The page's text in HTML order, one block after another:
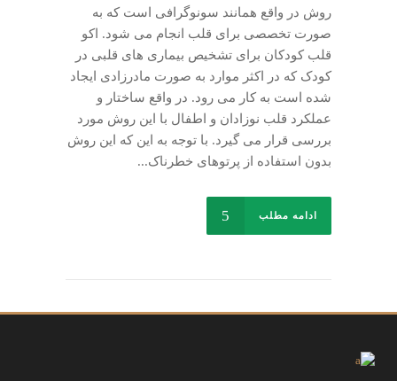
روش در واقع همانند سونوگرافی است که به
صورت تخصصی برای قلب انجام می شود. اکو
قلب کودکان برای تشخیص بیماری های قلبی در
کودک که در اکثر موارد به صورت مادرزادی ایجاد
شده است به کار می رود. در واقع ساختار و
عملکرد قلب نوزادان و اطفال با این روش مورد
بررسی قرار می گیرد. با توجه به این که این روش
بدون استفاده از پرتوهای خطرناک...
ادامه مطلب